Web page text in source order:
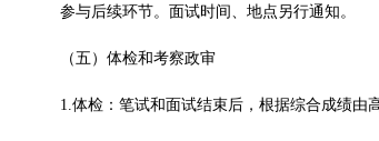
参与后续环节。面试时间、地点另行通知。
（五）体检和考察政审
1.体检：笔试和面试结束后，根据综合成绩由